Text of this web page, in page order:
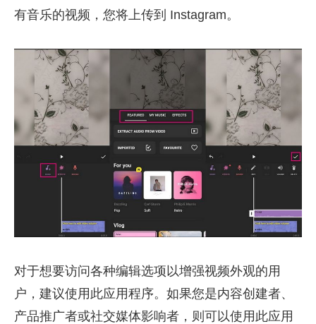
有音乐的视频，您将上传到 Instagram。
对于想要访问各种编辑选项以增强视频外观的用
户，建议使用此应用程序。如果您是内容创建者、
产品推广者或社交媒体影响者，则可以使用此应用